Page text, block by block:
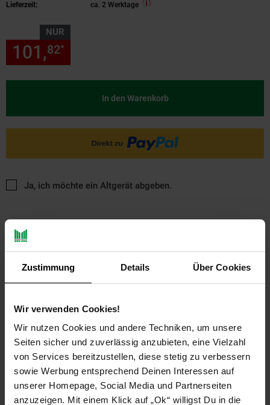
Zustimmung Details Über Cookies
Wir verwenden Cookies!
Wir nutzen Cookies und andere Techniken, um unsere
Seiten sicher und zuverlässig anzubieten, eine Vielzahl
von Services bereitzustellen, diese stetig zu verbessern
sowie Werbung entsprechend Deinen Interessen auf
unserer Homepage, Social Media und Partnerseiten
anzuzeigen. Mit einem Klick auf „Ok“ willigst Du in die
Lieferzeit:
ca. 2 Werktage
NUR
101,82*
In den Warenkorb
Ja, ich möchte ein Altgerät abgeben.
Payback Punkte Basis°Punkte:
50
Produktbeschreibung